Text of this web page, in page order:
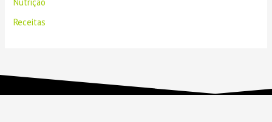
Receitas